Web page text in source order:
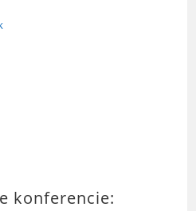
konferencie: